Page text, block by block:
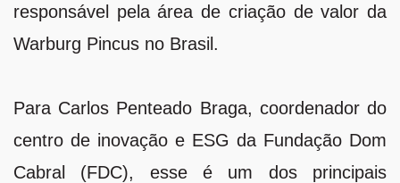
responsável pela área de criação de valor da
Warburg Pincus no Brasil.
Para Carlos Penteado Braga, coordenador do
centro de inovação e ESG da Fundação Dom
Cabral (FDC), esse é um dos principais